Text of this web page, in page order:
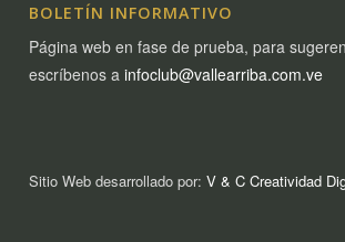
BOLETÍN INFORMATIVO
Página web en fase de prueba, para
escríbenos ainfoclub@vallearriba.com.ve
Sitio Web desarrollado por:V & C Creatividad